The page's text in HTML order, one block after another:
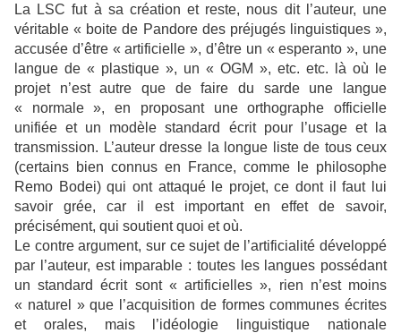
La LSC fut à sa création et reste, nous dit l’auteur, une
véritable « boite de Pandore des préjugés linguistiques »,
accusée d’être « artificielle », d’être un « esperanto », une
langue de « plastique », un « OGM », etc. etc. là où le
projet n’est autre que de faire du sarde une langue
« normale », en proposant une orthographe officielle
unifiée et un modèle standard écrit pour l’usage et la
transmission. L’auteur dresse la longue liste de tous ceux
(certains bien connus en France, comme le philosophe
Remo Bodei) qui ont attaqué le projet, ce dont il faut lui
savoir grée, car il est important en effet de savoir,
précisément, qui soutient quoi et où.
Le contre argument, sur ce sujet de l’artificialité développé
par l’auteur, est imparable : toutes les langues possédant
un standard écrit sont « artificielles », rien n’est moins
« naturel » que l’acquisition de formes communes écrites
et orales, mais l’idéologie linguistique nationale